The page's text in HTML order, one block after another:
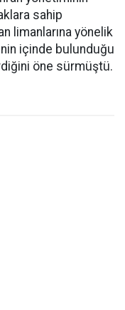
sahip
limanlarına yönelik
içinde bulunduğu
öne sürmüştü.